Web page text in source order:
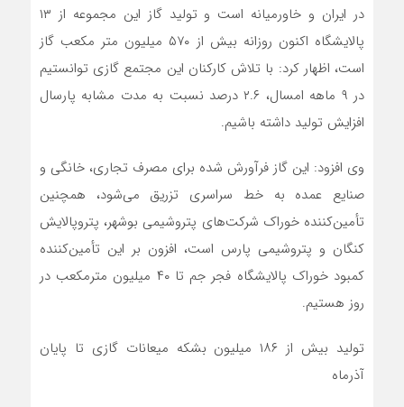
در ایران و خاورمیانه است و تولید گاز این مجموعه از ۱۳
پالایشگاه اکنون روزانه بیش از ۵۷۰ میلیون متر مکعب گاز
است، اظهار کرد: با تلاش کارکنان این مجتمع گازی توانستیم
در ۹ ماهه امسال، ۲.۶ درصد نسبت به مدت مشابه پارسال
افزایش تولید داشته باشیم.
وی افزود: این گاز فرآورش شده برای مصرف تجاری، خانگی و
صنایع عمده به خط سراسری تزریق می‌شود، همچنین
تأمین‌کننده خوراک شرکت‌های پتروشیمی بوشهر، پتروپالایش
کنگان و پتروشیمی پارس است، افزون بر این تأمین‌کننده
کمبود خوراک پالایشگاه فجر جم تا ۴۰ میلیون مترمکعب در
روز هستیم.
تولید بیش از ۱۸۶ میلیون بشکه میعانات گازی تا پایان
آذرماه